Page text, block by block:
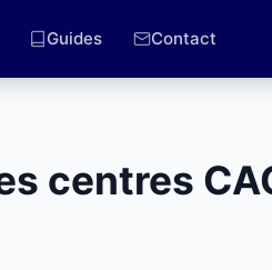
Guides Contact
centres